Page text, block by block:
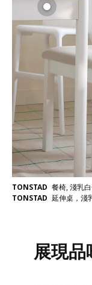
TONSTAD 餐椅, 淺乳
TONSTAD 延伸桌，淺
展現